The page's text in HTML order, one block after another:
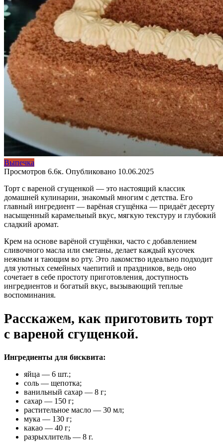
Выпечка
Просмотров 6.6к. Опубликовано 10.06.2025
Торт с вареной сгущенкой — это настоящий классик
домашней кулинарии, знакомый многим с детства. Его
главный ингредиент — варёная сгущёнка — придаёт десерту
насыщенный карамельный вкус, мягкую текстуру и глубокий
сладкий аромат.
Крем на основе варёной сгущёнки, часто с добавлением
сливочного масла или сметаны, делает каждый кусочек
нежным и тающим во рту. Это лакомство идеально подходит
для уютных семейных чаепитий и праздников, ведь оно
сочетает в себе простоту приготовления, доступность
ингредиентов и богатый вкус, вызывающий теплые
воспоминания.
Расскажем, как приготовить торт
с вареной сгущенкой.
Ингредиенты для бисквита:
яйца — 6 шт.;
соль — щепотка;
ванильный сахар — 8 г;
сахар — 150 г;
растительное масло — 30 мл;
мука — 130 г;
какао — 40 г;
разрыхлитель — 8 г.